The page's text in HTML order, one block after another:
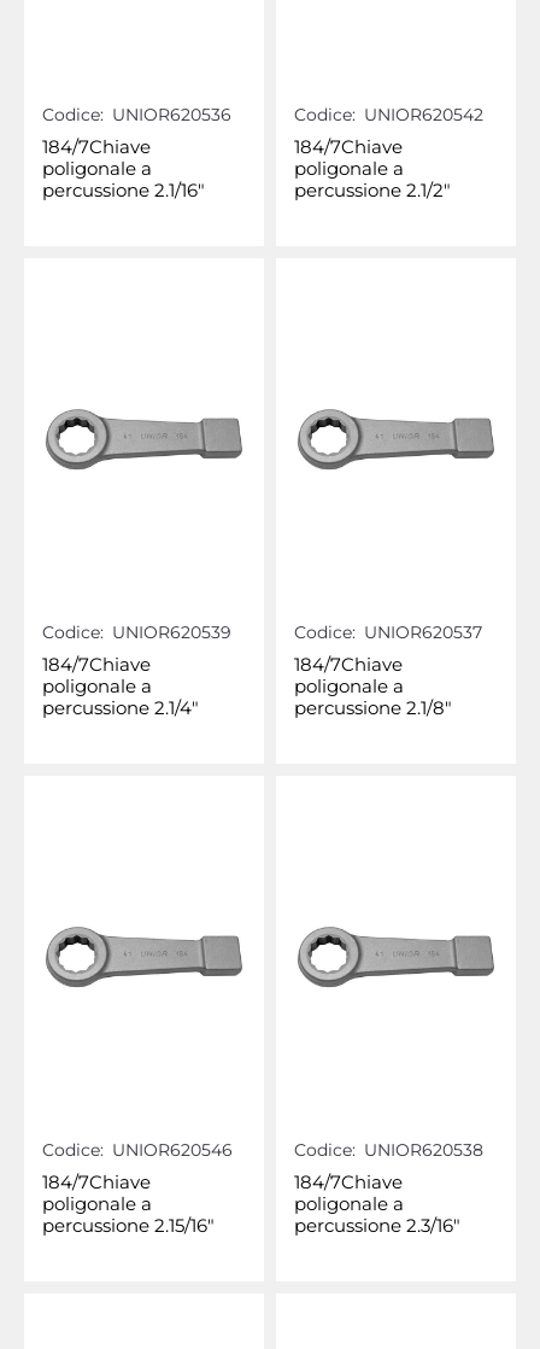
Codice: UNIOR620536
184/7Chiave
poligonale a
percussione 2.1/16"
Codice: UNIOR620542
184/7Chiave
poligonale a
percussione 2.1/2"
Codice: UNIOR620539
184/7Chiave
poligonale a
percussione 2.1/4"
Codice: UNIOR620537
184/7Chiave
poligonale a
percussione 2.1/8"
Codice: UNIOR620546
184/7Chiave
poligonale a
percussione 2.15/16"
Codice: UNIOR620538
184/7Chiave
poligonale a
percussione 2.3/16"